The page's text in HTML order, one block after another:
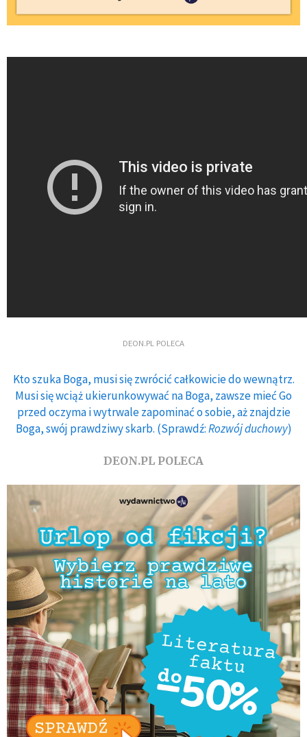
DEON.PL POLECA
Kto szuka Boga, musi się zwrócić całkowicie do wewnątrz.
Musi się wciąż ukierunkowywać na Boga, zawsze mieć Go
przed oczyma i wytrwale zapominać o sobie, aż znajdzie
Boga, swój prawdziwy skarb. (Sprawdź:Rozwój duchowy)
DEON.PL POLECA